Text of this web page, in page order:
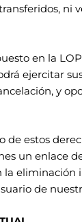
ni
en la
ejercitar
y
de estos
un enlace
la eliminación
de